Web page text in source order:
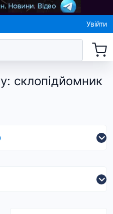
Увійти
: склопідйомник